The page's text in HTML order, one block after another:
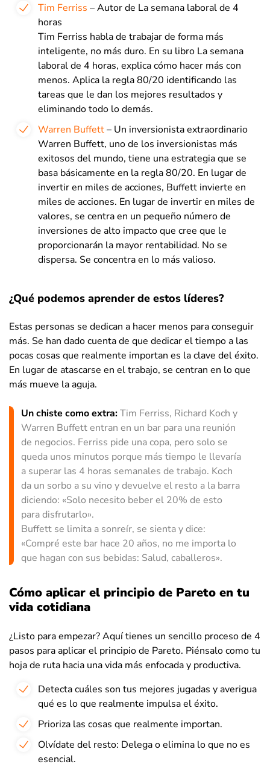
Tim Ferriss – Autor de La semana laboral de 4
horas
Tim Ferriss habla de trabajar de forma más
inteligente, no más duro. En su libro La semana
laboral de 4 horas, explica cómo hacer más con
menos. Aplica la regla 80/20 identificando las
tareas que le dan los mejores resultados y
eliminando todo lo demás.
Warren Buffett– Un inversionista extraordinario
Warren Buffett, uno de los inversionistas más
exitosos del mundo, tiene una estrategia que se
basa básicamente en la regla 80/20. En lugar de
invertir en miles de acciones, Buffett invierte en
miles de acciones. En lugar de invertir en miles de
valores, se centra en un pequeño número de
inversiones de alto impacto que cree que le
proporcionarán la mayor rentabilidad. No se
dispersa. Se concentra en lo más valioso.
¿Qué podemos aprender de estos líderes?
Estas personas se dedican a hacer menos para conseguir
más. Se han dado cuenta de que dedicar el tiempo a las
pocas cosas que realmente importan es la clave del éxito.
En lugar de atascarse en el trabajo, se centran en lo que
más mueve la aguja.
Un chiste como extra:Tim Ferriss, Richard Koch y
Warren Buffett entran en un bar para una reunión
de negocios. Ferriss pide una copa, pero solo se
queda unos minutos porque más tiempo le llevaría
a superar las 4 horas semanales de trabajo. Koch
da un sorbo a su vino y devuelve el resto a la barra
diciendo: «Solo necesito beber el 20% de esto
para disfrutarlo».
Buffett se limita a sonreír, se sienta y dice:
«Compré este bar hace 20 años, no me importa lo
que hagan con sus bebidas: Salud, caballeros».
Cómo aplicar el principio de Pareto en tu
vida cotidiana
¿Listo para empezar? Aquí tienes un sencillo proceso de 4
pasos para aplicar el principio de Pareto. Piénsalo como tu
hoja de ruta hacia una vida más enfocada y productiva.
Detecta cuáles son tus mejores jugadas y averigua
qué es lo que realmente impulsa el éxito.
Prioriza las cosas que realmente importan.
Olvídate del resto: Delega o elimina lo que no es
esencial.